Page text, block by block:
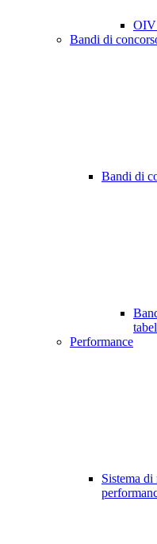
OIV
Bandi di
Bandi di
Performance
Sistema